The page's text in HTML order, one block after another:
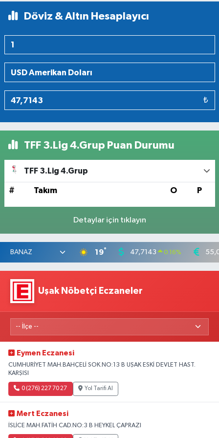
Döviz & Altın Hesaplayıcı
₺
TFF 3.Lig 4.Grup Puan Durumu
TFF 3.Lig 4.Grup
# Takım O P
Detaylar için tıklayın
19° 47,7143 0.16%
Uşak Nöbetçi Eczaneler
Eymen Eczanesi
CUMHURİYET MAH.BAHÇELİ SOK.NO:13 B UŞAK ESKİ DEVLET HAST.
KARŞISI
0 (276) 227 70 27 Yol Tarifi Al
Mert Eczanesi
İSLİCE MAH.FATİH CAD.NO:3 B HEYKEL ÇAPRAZI